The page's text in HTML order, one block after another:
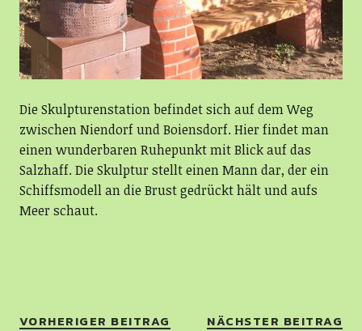
Die Skulpturenstation befindet sich auf dem Weg
zwischen Niendorf und Boiensdorf. Hier findet man
einen wunderbaren Ruhepunkt mit Blick auf das
Salzhaff. Die Skulptur stellt einen Mann dar, der ein
Schiffsmodell an die Brust gedrückt hält und aufs
Meer schaut.
VORHERIGER BEITRAG NÄCHSTER BEITRAG